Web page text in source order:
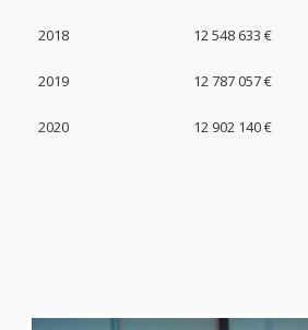
2018 12 548 633 €
2019 12 787 057 €
2020 12 902 140 €